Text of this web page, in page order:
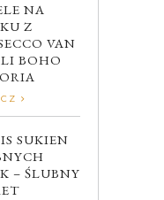
NA
Z
VAN
BOHO
SUKIEN
– ŚLUBNY